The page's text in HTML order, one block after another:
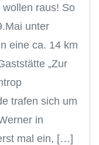
raus! So
unter
eine ca. 14 km
„Zur
trafen sich um
in
mal ein, […]